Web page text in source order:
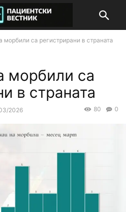
морбили са регистрирани в страната
морбили са
в страната
2026 0
80